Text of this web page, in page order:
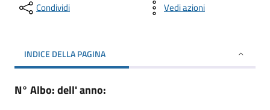
Condividi Vedi azioni
INDICE DELLA PAGINA
N° Albo:dell' anno: